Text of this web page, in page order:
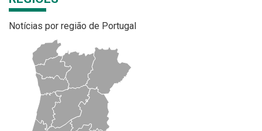
Notícias por região de Portugal